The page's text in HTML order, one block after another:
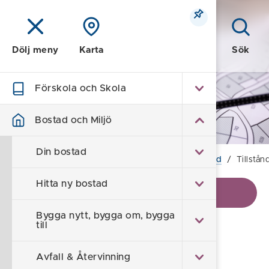
Meny Sök
Dölj meny Karta
Förskola och Skola
Bostad och Miljö
Din bostad
Hitta ny bostad
Bygga nytt, bygga om, bygga
till
Avfall & Återvinning
Bostad och Miljö
Miljö- och hälsoskydd /